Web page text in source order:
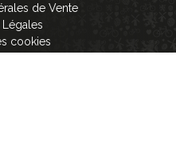
de Vente
cookies